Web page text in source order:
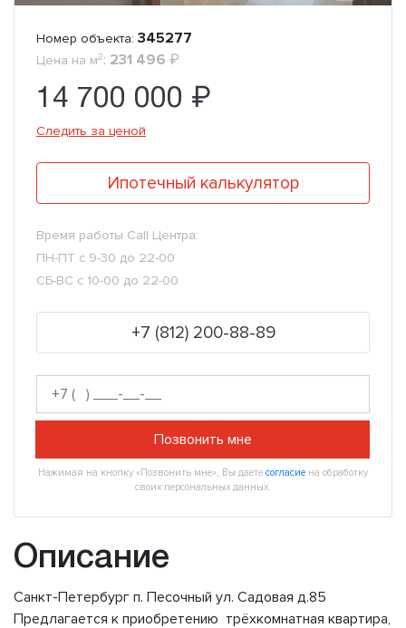
Номер объекта: 345277
Цена на м2: 231 496 ₽
14 700 000 ₽
Следить за ценой
Ипотечный калькулятор
Время работы Call Центра:
ПН-ПТ с 9-30 до 22-00
СБ-ВС с 10-00 до 22-00
+7 (812) 200-88-89
Позвонить мне
Нажимая на кнопку «Позвонить мне», Вы даете согласие на обработку
своих персональных данных.
Описание
Санкт-Петербург п. Песочный ул. Садовая д.85
Предлагается к приобретению трёхкомнатная квартира,